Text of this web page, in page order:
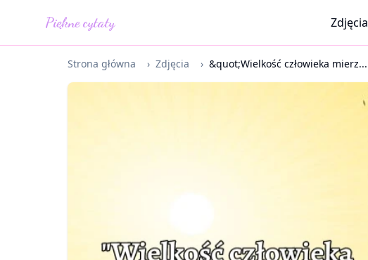
Piękne cytaty Zdjęcia
Strona główna › Zdjęcia › &quot;Wielkość człowieka mierz...